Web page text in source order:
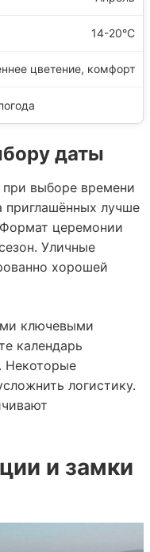
14-20°C
цветение, комфорт
даты
при выборе времени
приглашённых лучше
церемонии
Уличные
хорошей
ключевыми
календарь
Некоторые
логистику.
и замки